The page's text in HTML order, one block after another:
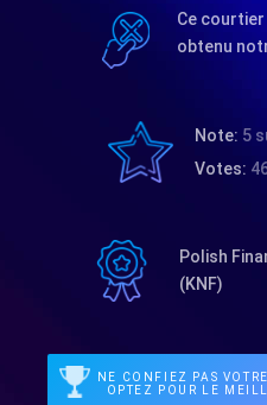
Ce courtier
obtenu
Note: 5
Votes:
Polish
(KNF)
NE CONFIEZ PAS
OPTEZ POUR LE